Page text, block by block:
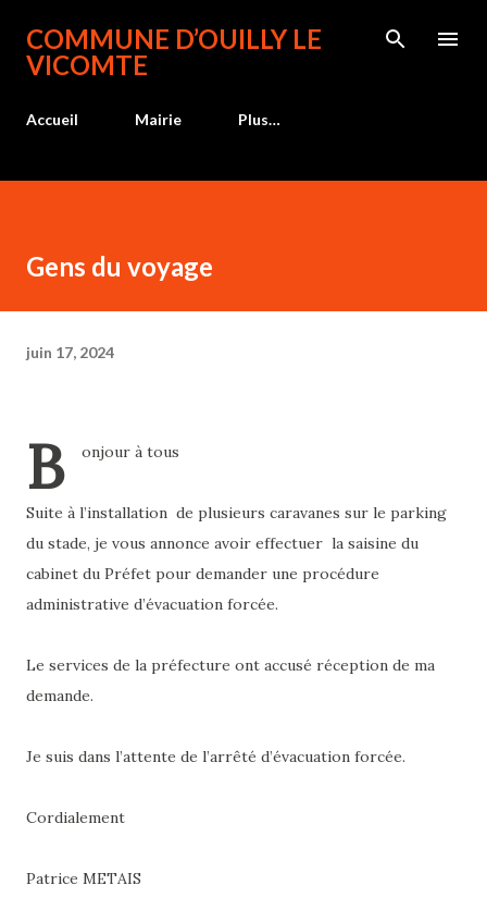
Accéder au contenu principal
COMMUNE D’OUILLY LE
VICOMTE
Accueil Mairie Plus…
Gens du voyage
juin 17, 2024
B onjour à tous
Suite à l’installation de plusieurs caravanes sur le parking
du stade, je vous annonce avoir effectuer la saisine du
cabinet du Préfet pour demander une procédure
administrative d’évacuation forcée.
Le services de la préfecture ont accusé réception de ma
demande.
Je suis dans l’attente de l’arrêté d’évacuation forcée.
Cordialement
Patrice METAIS